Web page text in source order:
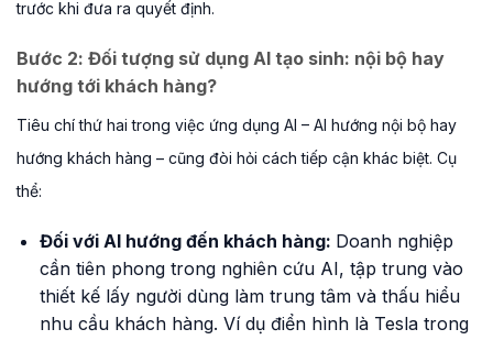
trước khi đưa ra quyết định.
Bước 2: Đối tượng sử dụng AI tạo sinh: nội bộ hay
hướng tới khách hàng?
Tiêu chí thứ hai trong việc ứng dụng AI – AI hướng nội bộ hay
hướng khách hàng – cũng đòi hỏi cách tiếp cận khác biệt. Cụ
thể:
Đối với AI hướng đến khách hàng: Doanh nghiệp
cần tiên phong trong nghiên cứu AI, tập trung vào
thiết kế lấy người dùng làm trung tâm và thấu hiểu
nhu cầu khách hàng. Ví dụ điển hình là Tesla trong